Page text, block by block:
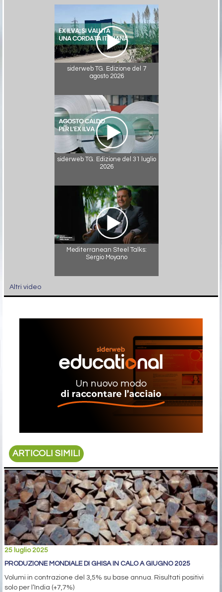
siderweb TG. Edizione del 7
agosto 2026
siderweb TG. Edizione del 31 luglio
2026
Mediterranean Steel Talks:
Sergio Moyano
Altri video
ARTICOLI SIMILI
25 luglio 2025
PRODUZIONE MONDIALE DI GHISA IN CALO A GIUGNO 2025
Volumi in contrazione del 3,5% su base annua. Risultati positivi
solo per l’India (+7,7%)